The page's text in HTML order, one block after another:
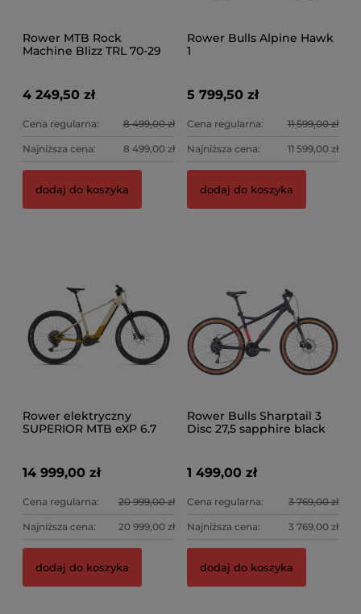
Rower MTB Rock
Machine Blizz TRL 70-29
4 249,50 zł
Cena regularna: 8 499,00 zł
Najniższa cena: 8 499,00 zł
dodaj do koszyka
Rower Bulls Alpine Hawk
1
5 799,50 zł
Cena regularna: 11 599,00 zł
Najniższa cena: 11 599,00 zł
dodaj do koszyka
Rower elektryczny
SUPERIOR MTB eXP 6.7
14 999,00 zł
Cena regularna: 20 999,00 zł
Najniższa cena: 20 999,00 zł
dodaj do koszyka
Rower Bulls Sharptail 3
Disc 27,5 sapphire black
1 499,00 zł
Cena regularna: 3 769,00 zł
Najniższa cena: 3 769,00 zł
dodaj do koszyka